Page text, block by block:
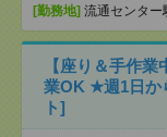
[勤務地] 流通センター
【座り＆手作
業OK ★週1日か
ト]